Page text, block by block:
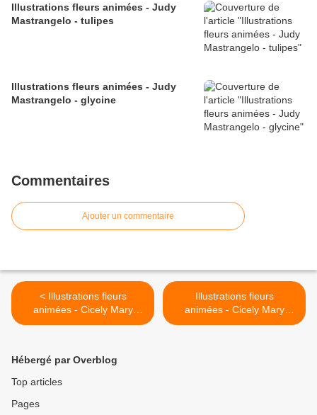
Illustrations fleurs animées - Judy
Mastrangelo - tulipes
Illustrations fleurs animées - Judy
Mastrangelo - glycine
Commentaires
Ajouter un commentaire
< Illustrations fleurs
animées - Cicely Mary
Barker
Illustrations fleurs
animées - Cicely Mary
Barker >
Hébergé par Overblog
Top articles
Pages